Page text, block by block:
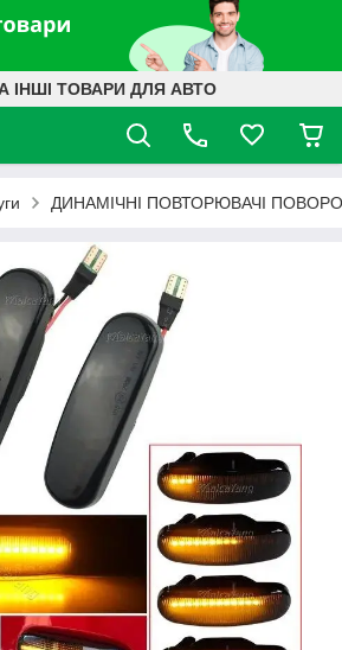
ІНШІ ТОВАРИ ДЛЯ АВТО
ДИНАМІЧНІ ПОВТОРЮВАЧІ